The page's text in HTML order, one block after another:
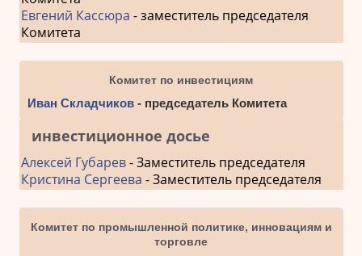
Евгений Кассюра - заместитель председателя
Комитета
Комитет по инвестициям
Иван Складчиков- председатель Комитета
инвестиционное досье
Алексей Губарев- Заместитель председателя
Кристина Сергеева - Заместитель председателя
Комитет по промышленной политике, инновациям и
торговле